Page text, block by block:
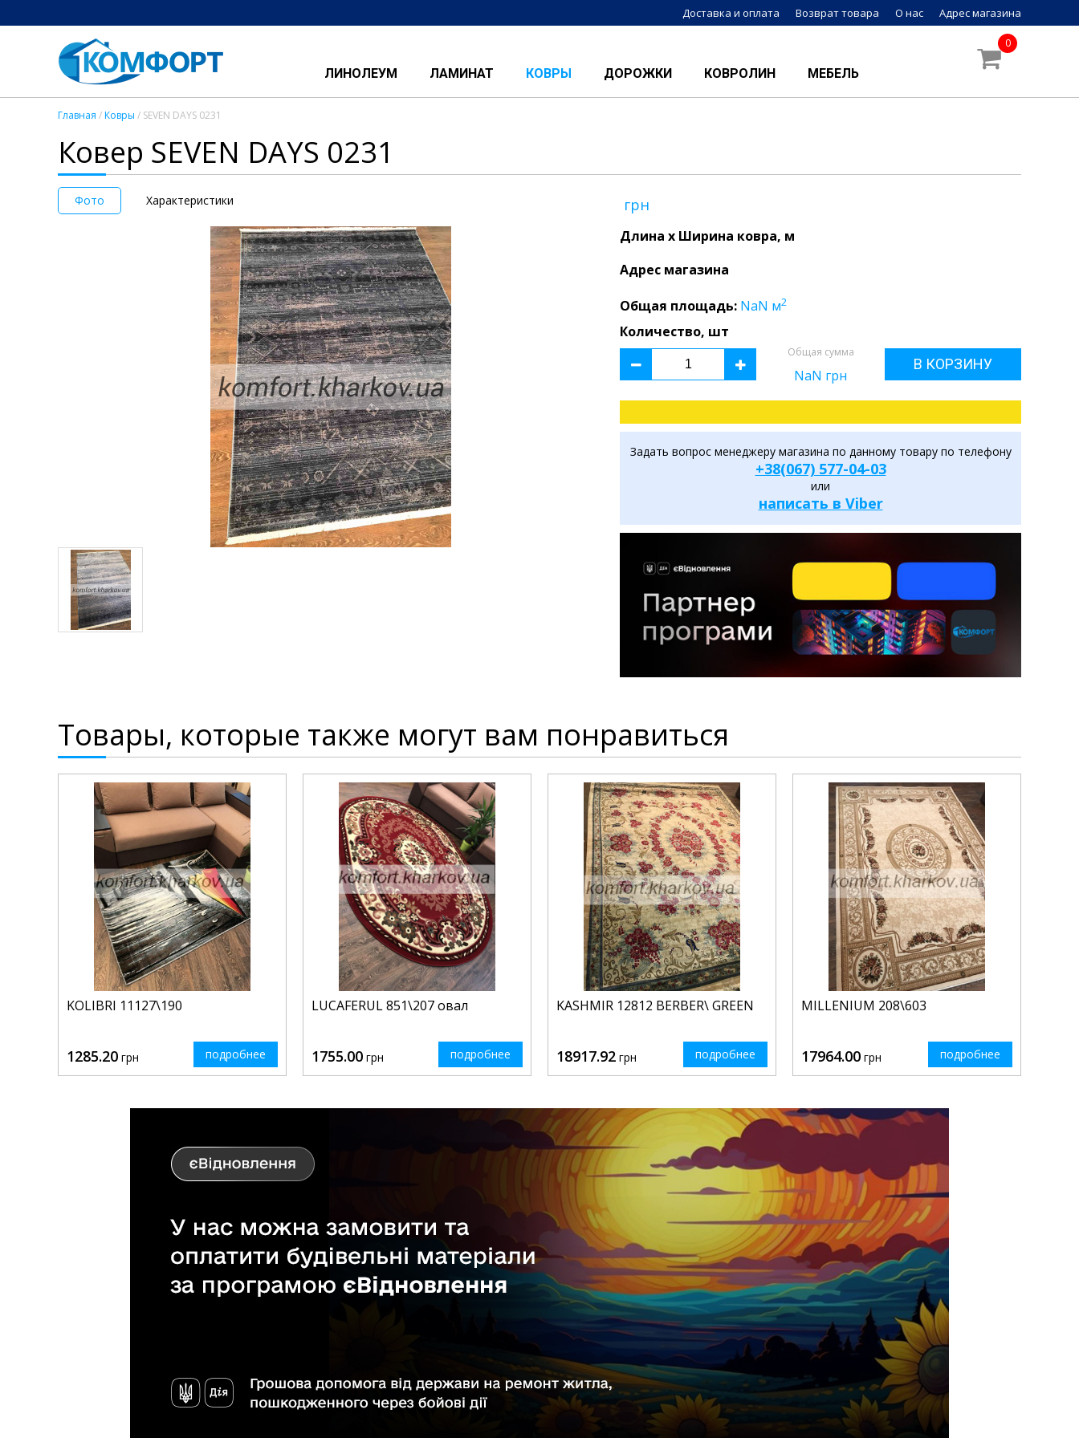
Доставка и оплата Возврат товара О нас Адрес магазина
ЛИНОЛЕУМ ЛАМИНАТ КОВРЫ ДОРОЖКИ КОВРОЛИН МЕБЕЛЬ
0
Главная /Ковры / SEVEN DAYS 0231
Ковер SEVEN DAYS 0231
Фото Характеристики грн
Длина x Ширина ковра, м
Адрес магазина
Общая площадь: NaN м2
Количество, шт
Общая сумма
NaN грн
В КОРЗИНУ
Задать вопрос менеджеру магазина по данному товару по телефону
+38(067) 577-04-03
или
написать в Viber
Товары, которые также могут вам понравиться
KOLIBRI 11127\190
1285.20 грн подробнее
LUCAFERUL 851\207 овал
1755.00 грн подробнее
KASHMIR 12812 BERBER\ GREEN
18917.92 грн подробнее
MILLENIUM 208\603
17964.00 грн подробнее